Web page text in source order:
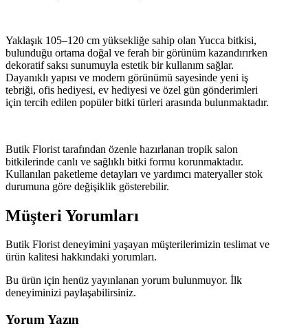
Yaklaşık 105–120 cm yüksekliğe sahip olan Yucca bitkisi,
bulunduğu ortama doğal ve ferah bir görünüm kazandırırken
dekoratif saksı sunumuyla estetik bir kullanım sağlar.
Dayanıklı yapısı ve modern görünümü sayesinde yeni iş
tebriği, ofis hediyesi, ev hediyesi ve özel gün gönderimleri
için tercih edilen popüler bitki türleri arasında bulunmaktadır.
Butik Florist tarafından özenle hazırlanan tropik salon
bitkilerinde canlı ve sağlıklı bitki formu korunmaktadır.
Kullanılan paketleme detayları ve yardımcı materyaller stok
durumuna göre değişiklik gösterebilir.
Müşteri Yorumları
Butik Florist deneyimini yaşayan müşterilerimizin teslimat ve
ürün kalitesi hakkındaki yorumları.
Bu ürün için henüz yayınlanan yorum bulunmuyor. İlk
deneyiminizi paylaşabilirsiniz.
Yorum Yazın